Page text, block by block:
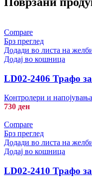
Compare
Брз преглед
Додади во листа на
Додај во кошница
LD02-2406 Трафо
Контролери и напојувања
730 ден
Compare
Брз преглед
Додади во листа на
Додај во кошница
LD02-2410 Трафо